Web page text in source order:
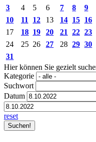
3
4 5 6 7 8
9
10
11 12 13 14 15 16
17
18 19 20 21 22 23
24
25 26 27 28 29 30
31
Hier können Sie gezielt
Kategorie
Suchwort
Datum
reset